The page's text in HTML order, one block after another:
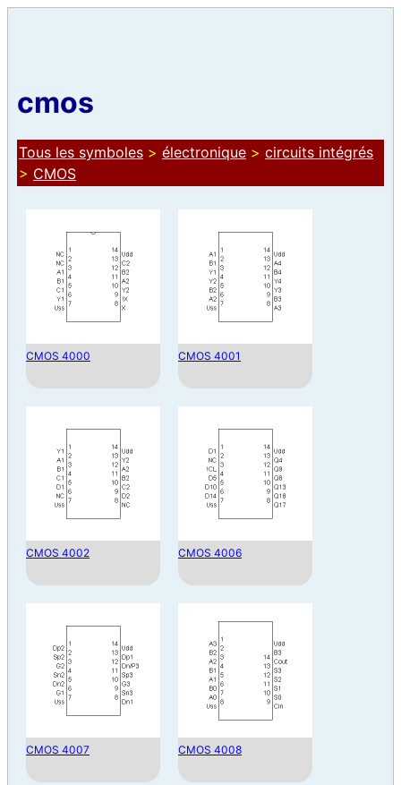
cmos
Tous les symboles > électronique > circuits intégrés
> CMOS
CMOS 4000 CMOS 4001
CMOS 4002 CMOS 4006
CMOS 4007 CMOS 4008